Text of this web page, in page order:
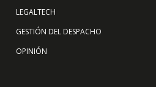
LEGALTECH
GESTIÓN DEL DESPACHO
OPINIÓN